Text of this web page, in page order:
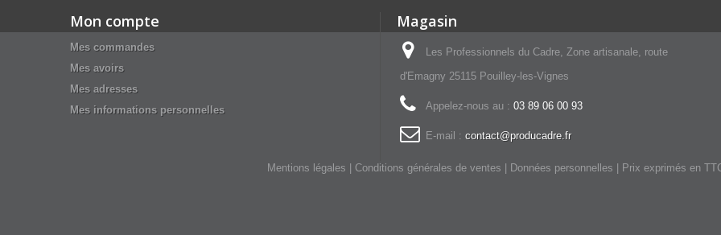
Mon compte
Mes commandes
Mes avoirs
Mes adresses
Mes informations personnelles
Magasin
Les Professionnels du Cadre, Zone artisanale, route
d'Emagny 25115 Pouilley-les-Vignes
Appelez-nous au : 03 89 06 00 93
E-mail : contact@producadre.fr
Mentions légales Conditions générales de ventes Données personnelles | Prix exprimés en